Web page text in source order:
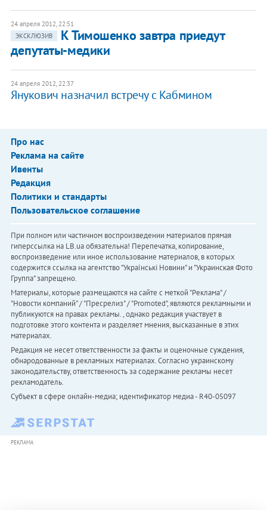
24 апреля 2012, 22:51
ЭКСКЛЮЗИВ
К Тимошенко завтра приедут
депутаты-медики
24 апреля 2012, 22:37
Янукович назначил встречу с Кабмином
Про нас
Реклама на сайте
Ивенты
Редакция
Политики и стандарты
Пользовательское соглашение
При полном или частичном воспроизведении материалов прямая
гиперссылка на LB.ua обязательна! Перепечатка, копирование,
воспроизведение или иное использование материалов, в которых
содержится ссылка на агентство "Українськi Новини" и "Украинская Фото
Группа" запрещено.
Материалы, которые размещаются на сайте с меткой "Реклама" /
"Новости компаний" / "Пресрелиз" / "Promoted", являются рекламными и
публикуются на правах рекламы. , однако редакция участвует в
подготовке этого контента и разделяет мнения, высказанные в этих
материалах.
Редакция не несет ответственности за факты и оценочные суждения,
обнародованные в рекламных материалах. Согласно украинскому
законодательству, ответственность за содержание рекламы несет
рекламодатель.
Субъект в сфере онлайн-медиа; идентификатор медиа - R40-05097
РЕКЛАМА